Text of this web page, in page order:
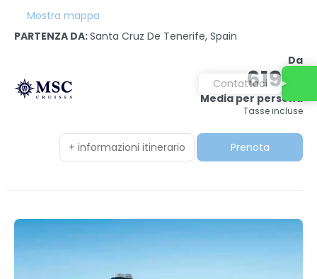
Mostra mappa
PARTENZA DA:Santa Cruz De Tenerife, Spain
Da
619 €
Media per persona
Tasse incluse
+ informazioni itinerario Prenota
Contattaci